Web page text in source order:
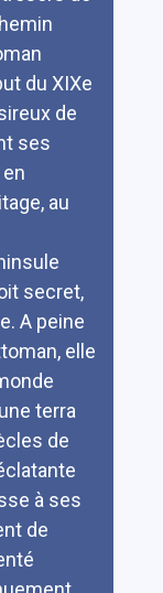
du XIXe
de
ses
au
secret,
A peine
elle
terra
de
à ses
de